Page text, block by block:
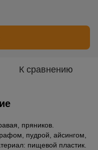
К сравнению
пряников.
пудрой, айсингом,
пищевой пластик.